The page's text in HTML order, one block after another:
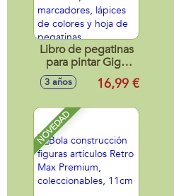
Libro de pegatinas
para pintar Giga
Block Frozen 5 en
1, con bloc de
marcadores,
lápices de colores y
hoja de pegatinas
3 años 16,99 €
NOVEDAD